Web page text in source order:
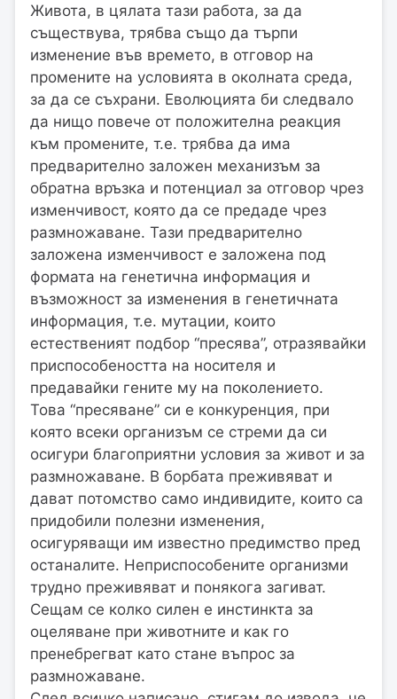
Живота, в цялата тази работа, за да
съществува, трябва също да търпи
изменение във времето, в отговор на
промените на условията в околната среда,
за да се съхрани. Еволюцията би следвало
да нищо повече от положителна реакция
към промените, т.е. трябва да има
предварително заложен механизъм за
обратна връзка и потенциал за отговор чрез
изменчивост, която да се предаде чрез
размножаване. Тази предварително
заложена изменчивост е заложена под
формата на генетична информация и
възможност за изменения в генетичната
информация, т.е. мутации, които
естественият подбор “пресява”, отразявайки
приспособеността на носителя и
предавайки гените му на поколението.
Това “пресяване” си е конкуренция, при
която всеки организъм се стреми да си
осигури благоприятни условия за живот и за
размножаване. В борбата преживяват и
дават потомство само индивидите, които са
придобили полезни изменения,
осигуряващи им известно предимство пред
останалите. Неприспособените организми
трудно преживяват и понякога загиват.
Сещам се колко силен е инстинкта за
оцеляване при животните и как го
пренебрегват като стане въпрос за
размножаване.